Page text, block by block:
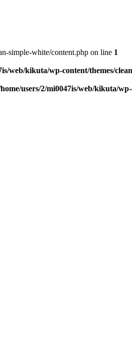
simple-white/content.php on line 1
web/kikuta/wp-content/themes/
users/2/mi0047is/web/kikuta/